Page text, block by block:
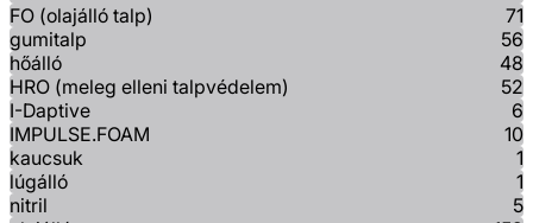
FO (olajálló talp)
71
gumitalp
56
hőálló
48
HRO (meleg elleni talpvédelem)
52
I-Daptive
6
IMPULSE.FOAM
10
kaucsuk
1
lúgálló
1
nitril
5